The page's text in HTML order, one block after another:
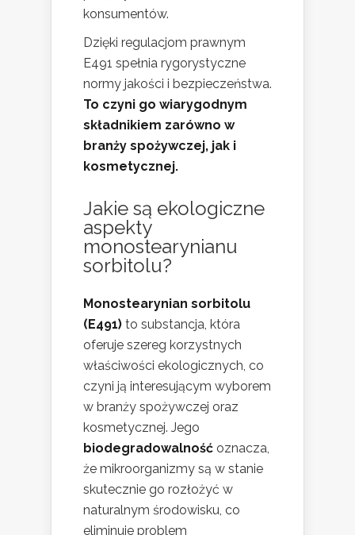
konsumentów.
Dzięki regulacjom prawnym
E491 spełnia rygorystyczne
normy jakości i bezpieczeństwa.
To czyni go wiarygodnym
składnikiem zarówno w
branży spożywczej, jak i
kosmetycznej.
Jakie są ekologiczne
aspekty
monostearynianu
sorbitolu?
Monostearynian sorbitolu
(E491) to substancja, która
oferuje szereg korzystnych
właściwości ekologicznych, co
czyni ją interesującym wyborem
w branży spożywczej oraz
kosmetycznej. Jego
biodegradowalność oznacza,
że mikroorganizmy są w stanie
skutecznie go rozłożyć w
naturalnym środowisku, co
eliminuje problem